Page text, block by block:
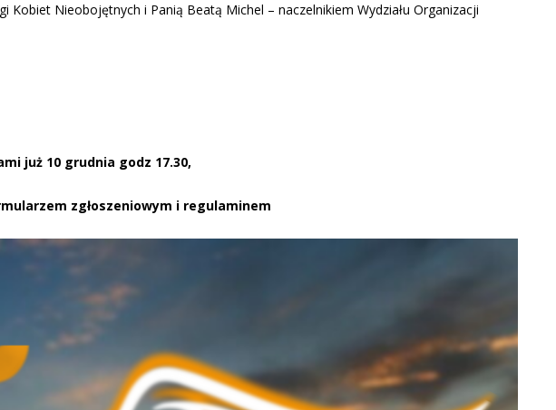
Nieobojętnych i Panią Beatą Michel – naczelnikiem Wydziału Organizacji
już 10 grudnia godz 17.30,
zgłoszeniowym i regulaminem